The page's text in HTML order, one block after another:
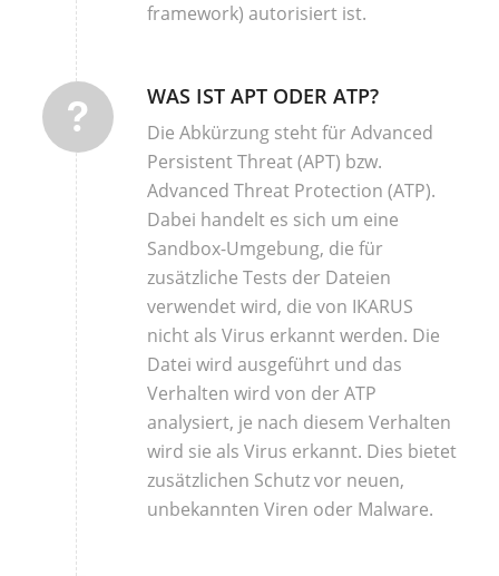
framework) autorisiert ist.
WAS IST APT ODER ATP?
Die Abkürzung steht für Advanced
Persistent Threat (APT) bzw.
Advanced Threat Protection (ATP).
Dabei handelt es sich um eine
Sandbox-Umgebung, die für
zusätzliche Tests der Dateien
verwendet wird, die von IKARUS
nicht als Virus erkannt werden. Die
Datei wird ausgeführt und das
Verhalten wird von der ATP
analysiert, je nach diesem Verhalten
wird sie als Virus erkannt. Dies bietet
zusätzlichen Schutz vor neuen,
unbekannten Viren oder Malware.